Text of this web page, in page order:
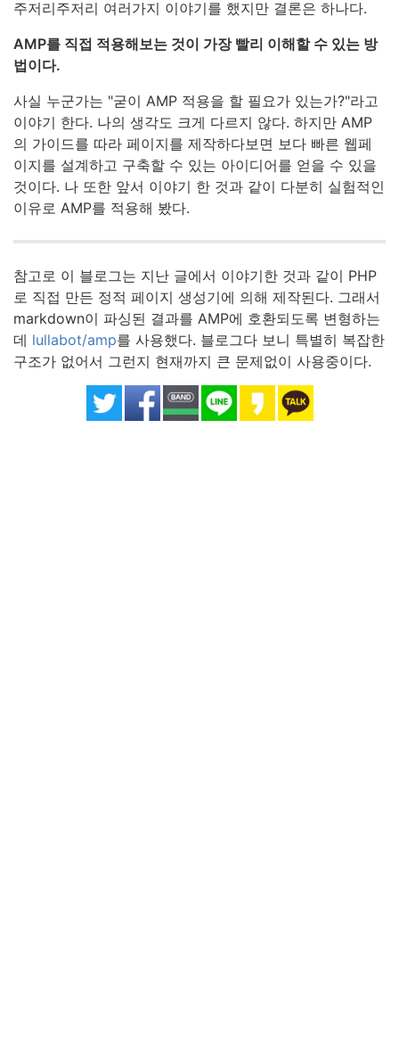
주저리주저리 여러가지 이야기를 했지만 결론은 하나다.
AMP를 직접 적용해보는 것이 가장 빨리 이해할 수 있는 방
법이다.
사실 누군가는 "굳이 AMP 적용을 할 필요가 있는가?"라고
이야기 한다. 나의 생각도 크게 다르지 않다. 하지만 AMP
의 가이드를 따라 페이지를 제작하다보면 보다 빠른 웹페
이지를 설계하고 구축할 수 있는 아이디어를 얻을 수 있을
것이다. 나 또한 앞서 이야기 한 것과 같이 다분히 실험적인
이유로 AMP를 적용해 봤다.
참고로 이 블로그는 지난 글에서 이야기한 것과 같이 PHP
로 직접 만든 정적 페이지 생성기에 의해 제작된다. 그래서
markdown이 파싱된 결과를 AMP에 호환되도록 변형하는
데 lullabot/amp를 사용했다. 블로그다 보니 특별히 복잡한
구조가 없어서 그런지 현재까지 큰 문제없이 사용중이다.